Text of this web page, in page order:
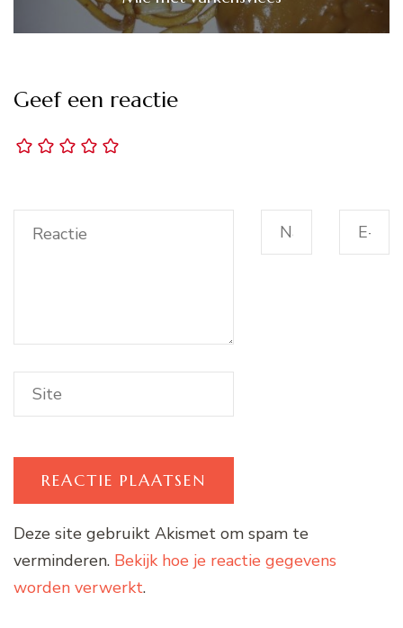
Geef een reactie
Deze site gebruikt Akismet om spam te
verminderen. Bekijk hoe je reactie gegevens
worden verwerkt.